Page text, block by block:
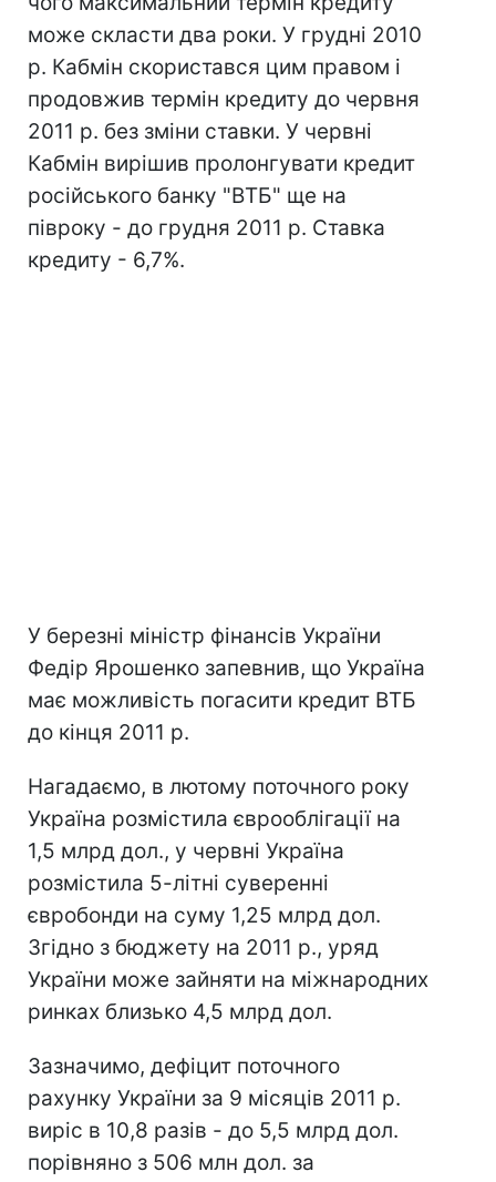
може скласти два роки. У грудні 2010
р. Кабмін скористався цим правом і
продовжив термін кредиту до червня
2011 р. без зміни ставки. У червні
Кабмін вирішив пролонгувати кредит
російського банку "ВТБ" ще на
півроку - до грудня 2011 р. Ставка
кредиту - 6,7%.
У березні міністр фінансів України
Федір Ярошенко запевнив, що Україна
має можливість погасити кредит ВТБ
до кінця 2011 р.
Нагадаємо, в лютому поточного року
Україна розмістила єврооблігації на
1,5 млрд дол., у червні Україна
розмістила 5-літні суверенні
євробонди на суму 1,25 млрд дол.
Згідно з бюджету на 2011 р., уряд
України може зайняти на міжнародних
ринках близько 4,5 млрд дол.
Зазначимо, дефіцит поточного
рахунку України за 9 місяців 2011 р.
виріс в 10,8 разів - до 5,5 млрд дол.
порівняно з 506 млн дол. за